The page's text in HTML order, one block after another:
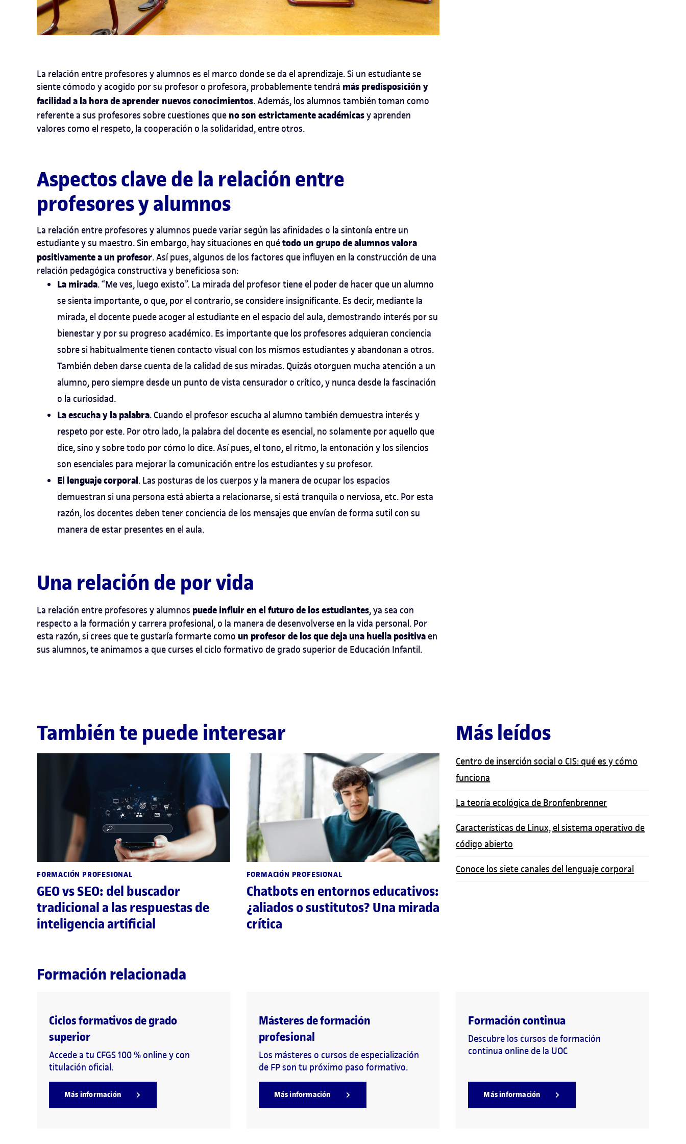
La relación entre profesores y alumnos es el marco donde se da el aprendizaje. Si un estudiante se
siente cómodo y acogido por su profesor o profesora, probablemente tendrá más predisposición y
facilidad a la hora de aprender nuevos conocimientos. Además, los alumnos también toman como
referente a sus profesores sobre cuestiones que no son estrictamente académicasy aprenden
valores como el respeto, la cooperación o la solidaridad, entre otros.
Aspectos clave de la relación entre
profesores y alumnos
La relación entre profesores y alumnos puede variar según las afinidades o la sintonía entre un
estudiante y su maestro. Sin embargo, hay situaciones en quétodo un grupo de alumnos valora
positivamente a un profesor. Así pues, algunos de los factores que influyen en la construcción de una
relación pedagógica constructiva y beneficiosa son:
La mirada. “Me ves, luego existo”. La mirada del profesor tiene el poder de hacer que un alumno
se sienta importante, o que, por el contrario, se considere insignificante. Es decir, mediante la
mirada, el docente puede acoger al estudiante en el espacio del aula, demostrando interés por su
bienestar y por su progreso académico. Es importante que los profesores adquieran conciencia
sobre si habitualmente tienen contacto visual con los mismos estudiantes y abandonan a otros.
También deben darse cuenta de la calidad de sus miradas. Quizás otorguen mucha atención a un
alumno, pero siempre desde un punto de vista censurador o crítico, y nunca desde la fascinación
o la curiosidad.
La escucha y la palabra. Cuando el profesor escucha al alumno también demuestra interés y
respeto por este. Por otro lado, la palabra del docente es esencial, no solamente por aquello que
dice, sino y sobre todo por cómo lo dice. Así pues, el tono, el ritmo, la entonación y los silencios
son esenciales para mejorar la comunicación entre los estudiantes y su profesor.
El lenguaje corporal. Las posturas de los cuerpos y la manera de ocupar los espacios
demuestran si una persona está abierta a relacionarse, si está tranquila o nerviosa, etc. Por esta
razón, los docentes deben tener conciencia de los mensajes que envían de forma sutil con su
manera de estar presentes en el aula.
Una relación de por vida
La relación entre profesores y alumnos puede influir en el futuro de los estudiantes, ya sea con
respecto a la formación y carrera profesional, o la manera de desenvolverse en la vida personal. Por
esta razón, si crees que te gustaría formarte como un profesor de los que deja una huella positiva en
sus alumnos, te animamos a que curses el ciclo formativo de grado superior de Educación Infantil.
También te puede interesar
FORMACIÓN PROFESIONAL
GEO vs SEO: del buscador
tradicional a las respuestas de
inteligencia artificial
FORMACIÓN PROFESIONAL
Chatbots en entornos educativos:
¿aliados o sustitutos? Una mirada
crítica
Más leídos
Centro de inserción social o CIS: qué es y cómo
funciona
La teoría ecológica de Bronfenbrenner
Características de Linux, el sistema operativo de
código abierto
Conoce los siete canales del lenguaje corporal
Formación relacionada
Ciclos formativos de grado
superior
Accede a tu CFGS 100 % online y con
titulación oficial.
Más información
Másteres de formación
profesional
Los másteres o cursos de especialización
de FP son tu próximo paso formativo.
Más información
Formación continua
Descubre los cursos de formación
continua online de la UOC
Más información